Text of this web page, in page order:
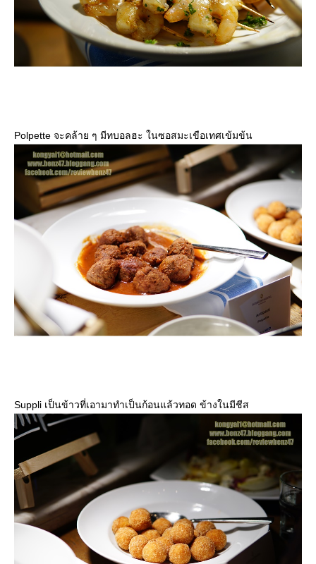
Polpette จะคล้าย ๆ มีทบอลฮะ ในซอสมะเขือเทศเข้มข้น
Suppli เป็นข้าวที่เอามาทำเป็นก้อนแล้วทอด ข้างในมีชีส